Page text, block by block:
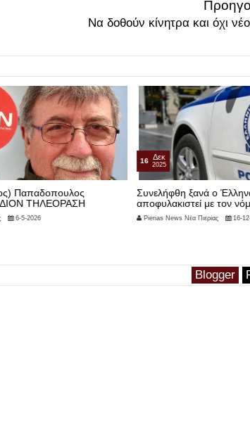
Να δοθούν κίνητρα και όχι
16 Δεκ
2025
Συνελήφθη ξανά ο Έλληνας
αποφυλακιστεί με τον νόμο
Pierias News Νέα Πιερίας 16-12-2025
Blogger